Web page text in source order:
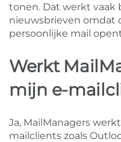
tonen. Dat werkt vaak
nieuwsbrieven omdat
persoonlijke mail
Werkt
mijn e-
Ja, MailManagers
mailclients zoals